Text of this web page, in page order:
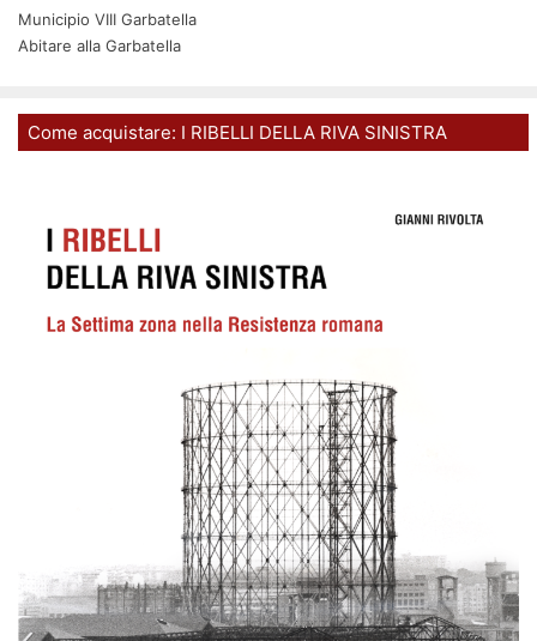
Municipio VIII Garbatella
Abitare alla Garbatella
Come acquistare: I RIBELLI DELLA RIVA SINISTRA